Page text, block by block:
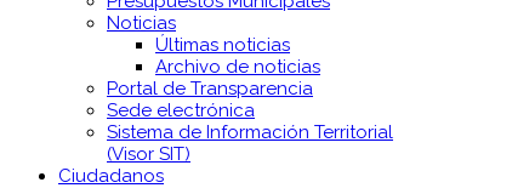
Noticias
Últimas noticias
Archivo de noticias
Portal de Transparencia
Sede electrónica
Sistema de Información Territorial
(Visor SIT)
Ciudadanos